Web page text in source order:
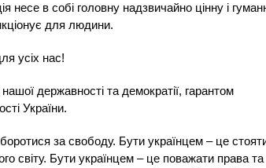
несе в собі головну надзвичайно цінну і
для людини.
усіх нас!
державності та демократії, гарантом
України.
за свободу. Бути українцем – це
світу. Бути українцем – це поважати права та